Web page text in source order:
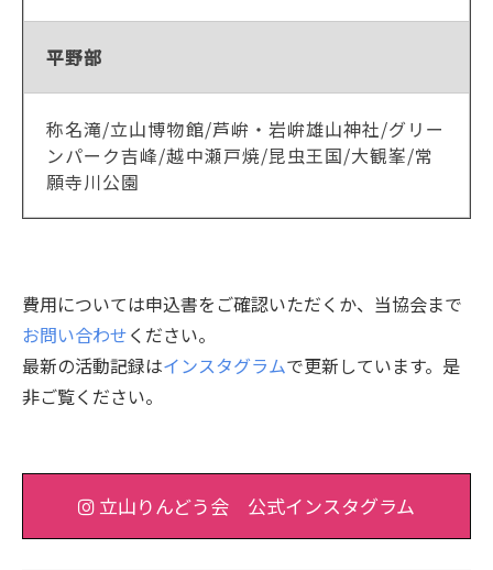
平野部
称名滝/立山博物館/芦峅・岩峅雄山神社/グリー
ンパーク吉峰/越中瀬戸焼/昆虫王国/大観峯/常
願寺川公園
費用については申込書をご確認いただくか、当協会まで
お問い合わせください。
最新の活動記録はインスタグラムで更新しています。是
非ご覧ください。
立山りんどう会 公式インスタグラム